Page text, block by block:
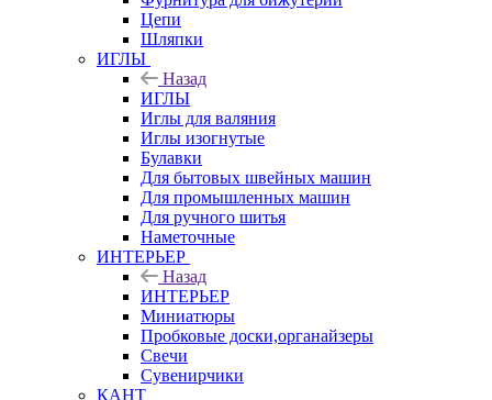
Цепи
Шляпки
ИГЛЫ
Назад
ИГЛЫ
Иглы для валяния
Иглы изогнутые
Булавки
Для бытовых швейных машин
Для промышленных машин
Для ручного шитья
Наметочные
ИНТЕРЬЕР
Назад
ИНТЕРЬЕР
Миниатюры
Пробковые доски,органайзеры
Свечи
Сувенирчики
КАНТ